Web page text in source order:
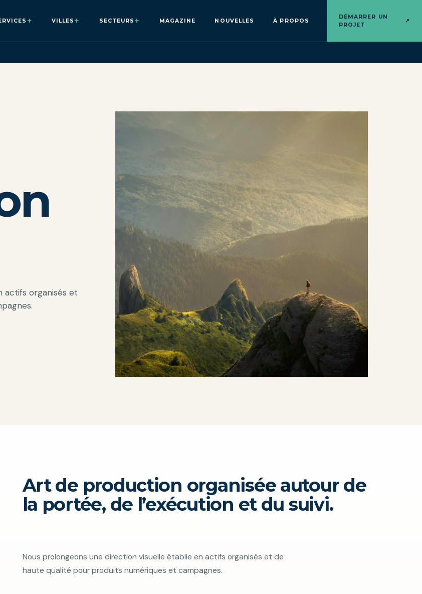
+ VILLES + SECTEURS + MAGAZINE NOUVELLES À PROPOS
DÉMARRER UN
PROJET
↗
actifs organisés et
Art de production organisée autour de
la portée, de l’exécution et du suivi.
Nous prolongeons une direction visuelle établie en actifs organisés et de
haute qualité pour produits numériques et campagnes.